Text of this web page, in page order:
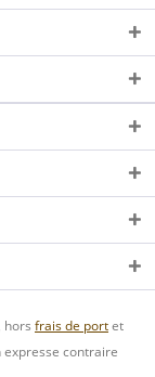
hors frais de portet
contraire